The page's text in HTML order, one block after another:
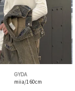
GYDA
miia/160cm